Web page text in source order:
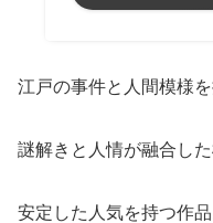
江戸の事件と人間模様
謎解きと人情が融合した
安定した人気を持つ作品